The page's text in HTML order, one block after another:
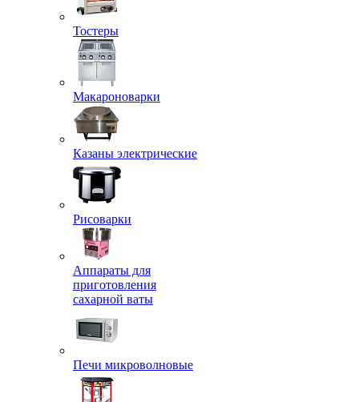
Тостеры
Макароноварки
Казаны электрические
Рисоварки
Аппараты для
приготовления
сахарной ваты
Печи микроволновые